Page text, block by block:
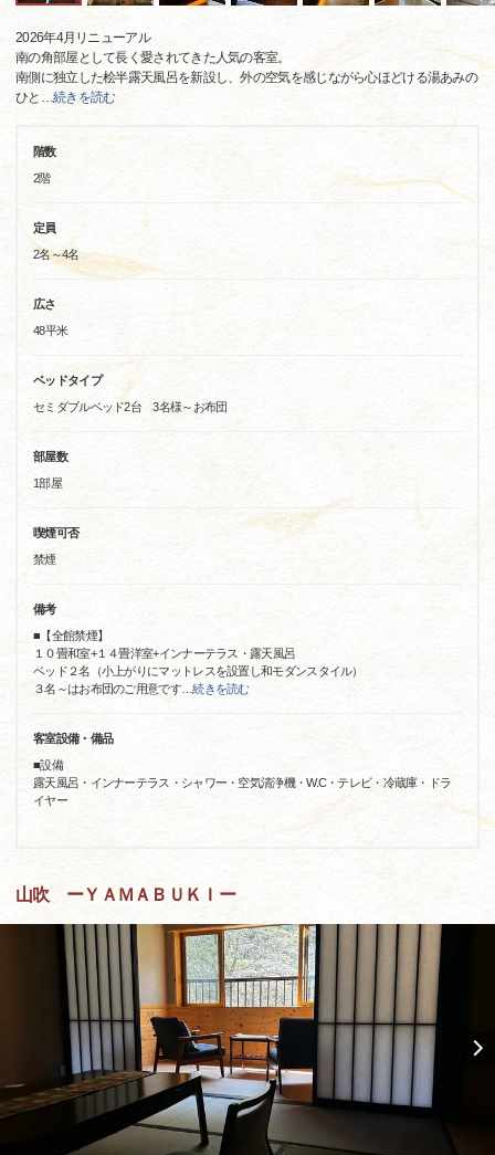
2026年4月リニューアル
南の角部屋として長く愛されてきた人気の客室。
南側に独立した桧半露天風呂を新設し、外の空気を感じながら心ほどける湯あみの
ひと …続きを読む
階数
2階
定員
2名～4名
広さ
48平米
ベッドタイプ
セミダブルベッド2台 3名様～お布団
部屋数
1部屋
喫煙可否
禁煙
備考
■【全館禁煙】
１０畳和室+１４畳洋室+インナーテラス・露天風呂
ベッド２名（小上がりにマットレスを設置し和モダンスタイル）
３名～はお布団のご用意です…続きを読む
客室設備・備品
■設備
露天風呂・インナーテラス・シャワー・空気清浄機・W.C・テレビ・冷蔵庫・ドラ
イヤー
山吹 ーＹＡＭＡＢＵＫＩー